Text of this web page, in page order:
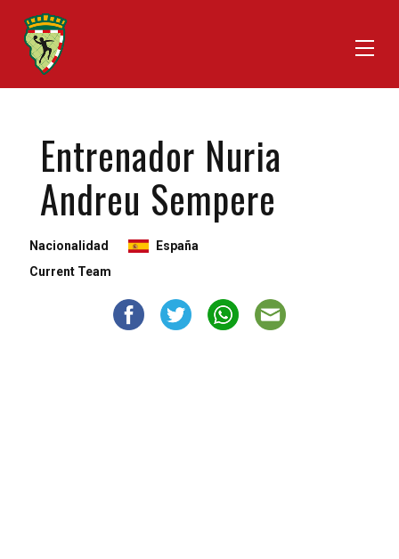
Entrenador Nuria
Andreu Sempere
Nacionalidad
España
Current Team